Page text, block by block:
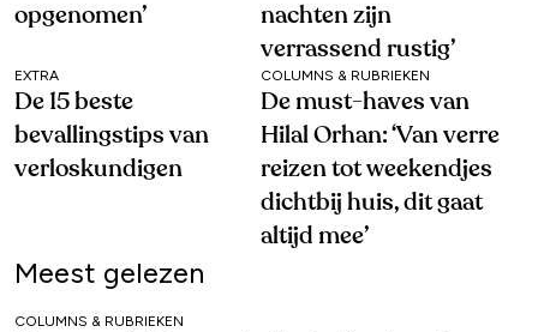
opgenomen’
nachten zijn
verrassend rustig’
EXTRA
De 15 beste
bevallingstips van
verloskundigen
COLUMNS & RUBRIEKEN
De must-haves van
Hilal Orhan: ‘Van verre
reizen tot weekendjes
dichtbij huis, dit gaat
altijd mee’
Meest gelezen
COLUMNS & RUBRIEKEN